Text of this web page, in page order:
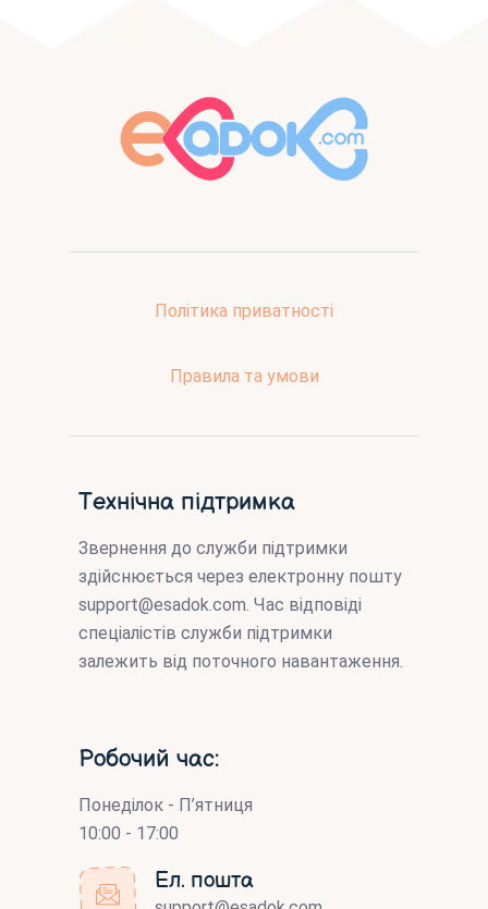
Політика приватності
Правила та умови
Технічна підтримка
Звернення до служби підтримки
здійснюється через електронну пошту
support@esadok.com . Час відповіді
спеціалістів служби підтримки
залежить від поточного навантаження.
Робочий час:
Понеділок - П’ятниця
10:00 - 17:00
Ел. пошта